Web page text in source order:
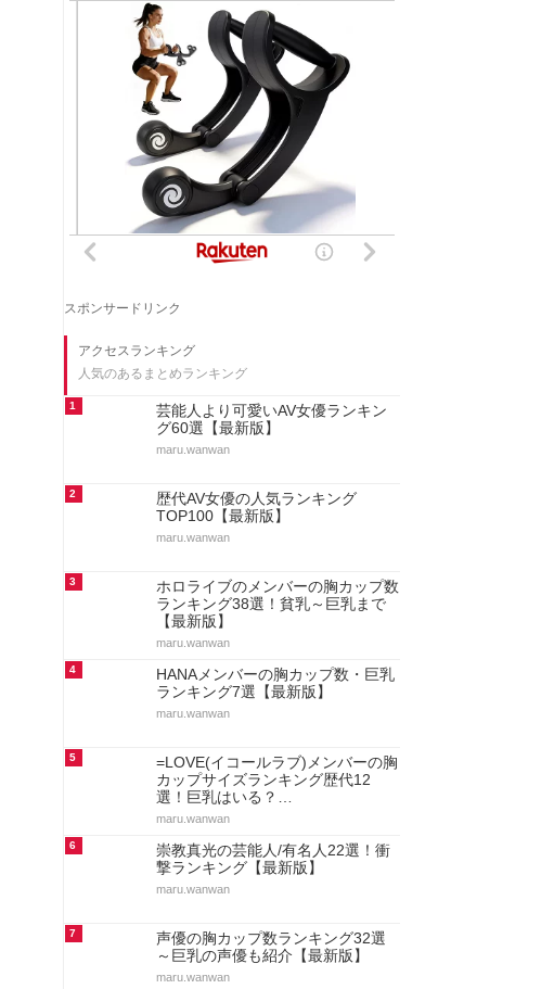
スポンサードリンク
アクセスランキング
人気のあるまとめランキング
1
芸能人より可愛いAV女優ランキン
グ60選【最新版】
maru.wanwan
2
歴代AV女優の人気ランキング
TOP100【最新版】
maru.wanwan
3
ホロライブのメンバーの胸カップ数
ランキング38選！貧乳～巨乳まで
【最新版】
maru.wanwan
4
HANAメンバーの胸カップ数・巨乳
ランキング7選【最新版】
maru.wanwan
5
=LOVE(イコールラブ)メンバーの胸
カップサイズランキング歴代12
選！巨乳はいる？…
maru.wanwan
6
崇教真光の芸能人/有名人22選！衝
撃ランキング【最新版】
maru.wanwan
7
声優の胸カップ数ランキング32選
～巨乳の声優も紹介【最新版】
maru.wanwan